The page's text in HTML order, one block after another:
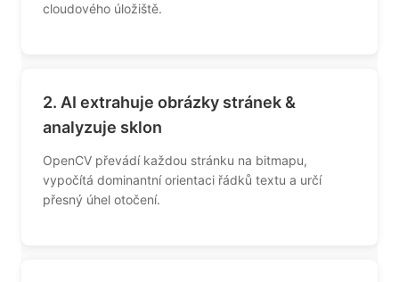
cloudového úložiště.
2. AI extrahuje obrázky stránek &
analyzuje sklon
OpenCV převádí každou stránku na bitmapu,
vypočítá dominantní orientaci řádků textu a určí
přesný úhel otočení.